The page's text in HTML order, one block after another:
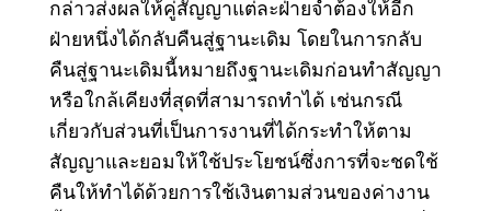
กล่าวส่งผลให้คู่สัญญาแต่ละฝ่ายจำต้องให้อีก
ฝ่ายหนึ่งได้กลับคืนสู่ฐานะเดิม โดยในการกลับ
คืนสู่ฐานะเดิมนี้หมายถึงฐานะเดิมก่อนทำสัญญา
หรือใกล้เคียงที่สุดที่สามารถทำได้ เช่นกรณี
เกี่ยวกับส่วนที่เป็นการงานที่ได้กระทำให้ตาม
สัญญาและยอมให้ใช้ประโยชน์ซึ่งการที่จะชดใช้
คืนให้ทำได้ด้วยการใช้เงินตามส่วนของค่างาน